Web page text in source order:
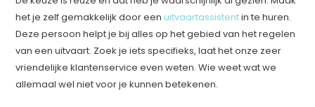
het je zelf gemakkelijk door eenuitvaartassistentin te huren.
Deze persoon helpt je bij alles op het gebied van het regelen
van een uitvaart. Zoek je iets specifieks, laat het onze zeer
vriendelijke klantenservice even weten. Wie weet wat we
allemaal wel niet voor je kunnen betekenen.